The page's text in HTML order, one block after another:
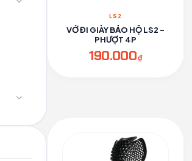
LS2
VỚ ĐI GIÀY BẢO HỘ LS2 -
PHƯỢT 4P
190.000₫